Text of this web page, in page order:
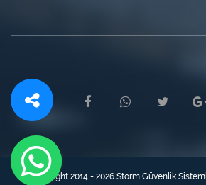
© Copyright 2014 - 2026 Storm Güvenlik